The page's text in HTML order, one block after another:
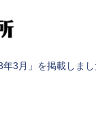
3月」を掲載しま